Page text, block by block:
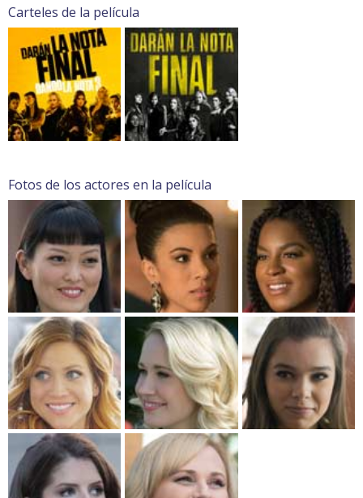
Carteles de la película
Fotos de los actores en la película